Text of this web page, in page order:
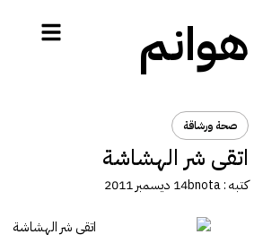
هوانم
صحة ورشاقة
اتقى شر الهشاشة
كتبه :bnota14 ديسمبر 2011